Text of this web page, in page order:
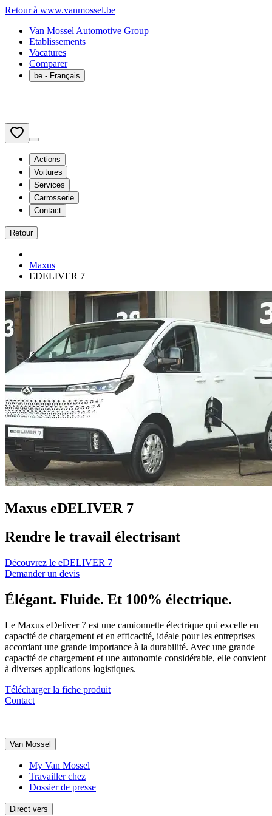
Retour à www.vanmossel.be
Van Mossel Automotive Group
Etablissements
Vacatures
Comparer
be - Français
Actions
Voitures
Services
Carrosserie
Contact
Retour
Maxus
EDELIVER 7
Maxus eDELIVER 7
Rendre le travail électrisant
Découvrez le eDELIVER 7
Demander un devis
Élégant. Fluide. Et 100% électrique.
Le Maxus eDeliver 7 est une camionnette électrique qui excelle en
capacité de chargement et en efficacité, idéale pour les entreprises
accordant une grande importance à la durabilité. Avec une grande
capacité de chargement et une autonomie considérable, elle convient
à diverses applications logistiques.
Télécharger la fiche produit
Contact
Van Mossel
My Van Mossel
Travailler chez
Dossier de presse
Direct vers